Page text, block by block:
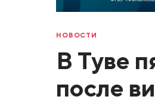
НОВОСТИ
В Туве
после